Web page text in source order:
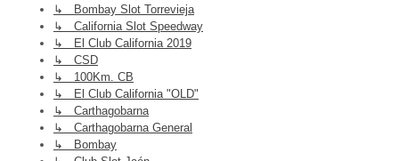
↳ Bombay Slot Torrevieja
↳ California Slot Speedway
↳ El Club California 2019
↳ CSD
↳ 100Km. CB
↳ El Club California "OLD"
↳ Carthagobarna
↳ Carthagobarna General
↳ Bombay